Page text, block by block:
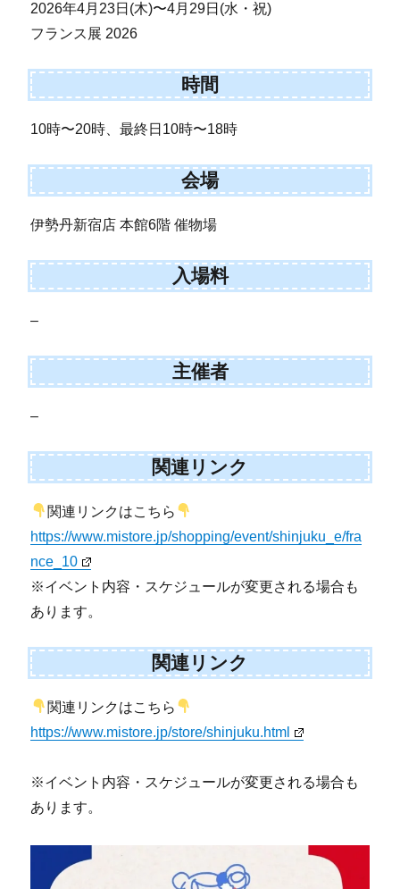
2026年4月23日(木)〜4月29日(水・祝)
フランス展 2026
時間
10時〜20時、最終日10時〜18時
会場
伊勢丹新宿店 本館6階 催物場
入場料
–
主催者
–
関連リンク
関連リンクはこちら
https://www.mistore.jp/shopping/event/shinjuku_e/fra
nce_10
※イベント内容・スケジュールが変更される場合も
あります。
関連リンク
関連リンクはこちら
https://www.mistore.jp/store/shinjuku.html
※イベント内容・スケジュールが変更される場合も
あります。